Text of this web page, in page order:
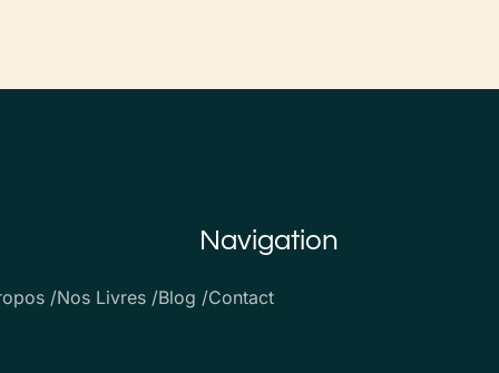
Navigation
/Nos Livres /Blog /Contact